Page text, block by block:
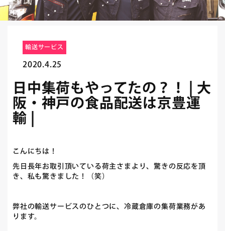
輸送サービス
2020.4.25
日中集荷もやってたの？！ | 大
阪・神戸の食品配送は京豊運
輸 |
こんにちは！
先日長年お取引頂いている荷主さまより、驚きの反応を頂
き、私も驚きました！（笑）
弊社の輸送サービスのひとつに、冷蔵倉庫の集荷業務があ
ります。